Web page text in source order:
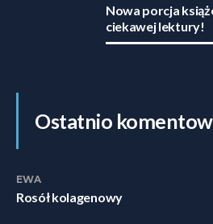
Nowa porcja
ciekawej lektury!
Ostatnio
EWA
Rosół kolagenowy